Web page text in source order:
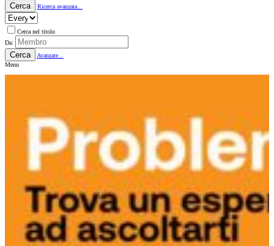
Cerca Ricerca avanzata...
Cerca nel titolo
Da:
Cerca
Avanzate...
Menu